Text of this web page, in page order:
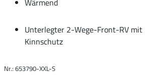
Wärmend
Unterlegter 2-Wege-Front-RV mit
Kinnschutz
Nr.: 653790-XXL-S